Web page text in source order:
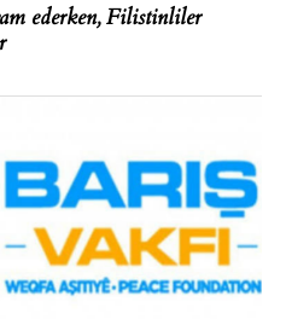
ederken, Filistinliler